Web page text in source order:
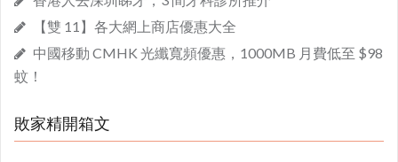
【雙 11】各大網上商店優惠大全
中國移動 CMHK 光纖寬頻優惠，1000MB 月費低至 $98
蚊！
敗家精開箱文